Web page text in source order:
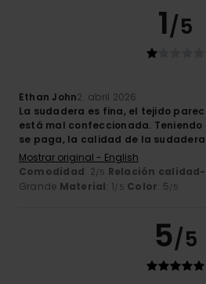
1/5
Ethan John2. abril 2026
La sudadera es fina, el tejido
está mal confeccionada.
se paga, la calidad de la
Mostrar original - English
Comodidad: 2/5 Relación
Grande Material: 1/5 Color: 5/5
5/5